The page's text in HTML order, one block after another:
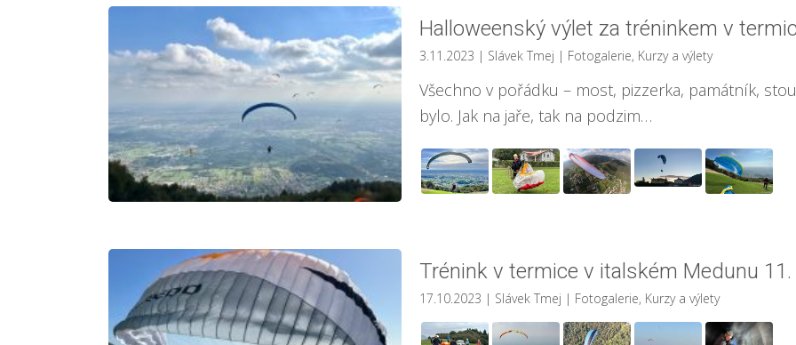
Halloweenský výlet za tréninkem v
3.11.2023 | Slávek Tmej | Fotogalerie, Kurzy a výlety
Všechno v pořádku – most, pizzerka, památník,
bylo. Jak na jaře, tak na podzim…
Trénink v termice v italském Medunu
17.10.2023 | Slávek Tmej | Fotogalerie, Kurzy a výlety